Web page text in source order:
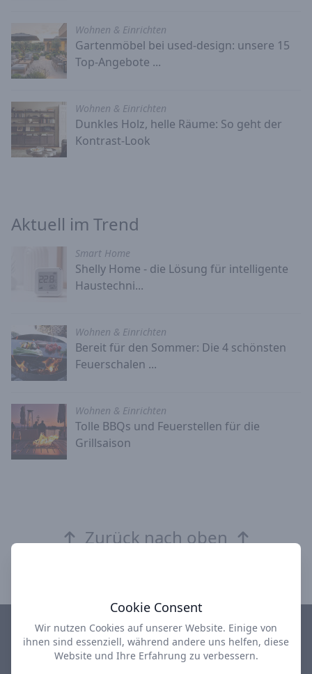
Wohnen & Einrichten
Gartenmöbel bei used-design: unsere 15
Top-Angebote ...
Wohnen & Einrichten
Dunkles Holz, helle Räume: So geht der
Kontrast-Look
Aktuell im Trend
Smart Home
Shelly Home - die Lösung für intelligente
Haustechni...
Wohnen & Einrichten
Bereit für den Sommer: Die 4 schönsten
Feuerschalen ...
Wohnen & Einrichten
Tolle BBQs und Feuerstellen für die
Grillsaison
Zurück nach oben
Impressum Datenschutz AGB
Über uns
Cookie Consent
Wir nutzen Cookies auf unserer Website. Einige von
ihnen sind essenziell, während andere uns helfen, diese
Website und Ihre Erfahrung zu verbessern.